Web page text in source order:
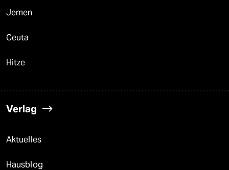
Jemen
Ceuta
Hitze
Verlag
Aktuelles
Hausblog